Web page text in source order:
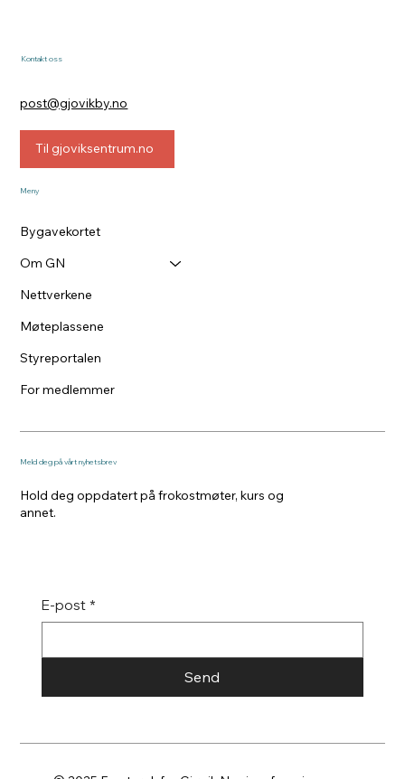
Kontakt oss
post@gjovikby.no
Til gjoviksentrum.no
Bygavekortet
Om GN
Nettverkene
Møteplassene
Styreportalen
For medlemmer
Meny
Meld deg på vårt nyhetsbrev
Hold deg oppdatert på frokostmøter, kurs og
annet.
E-post *
Send